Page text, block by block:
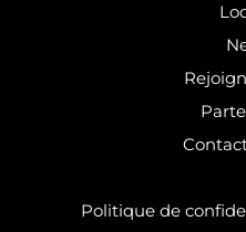
Politique de